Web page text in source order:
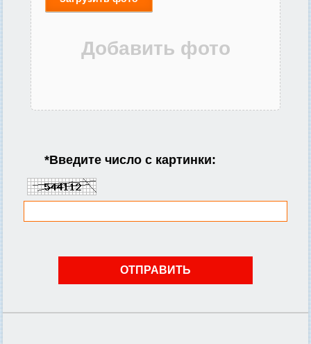
*Введите число с картинки: